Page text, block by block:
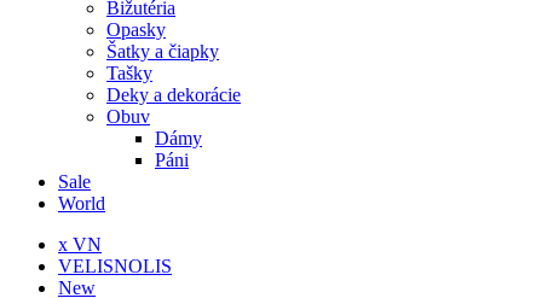
Bižutéria
Opasky
Šatky a čiapky
Tašky
Deky a dekorácie
Obuv
Dámy
Páni
Sale
World
x VN
VELISNOLIS
New